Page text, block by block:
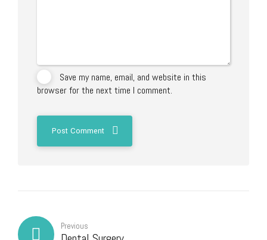
Save my name, email, and website in this
browser for the next time I comment.
Post Comment
Previous